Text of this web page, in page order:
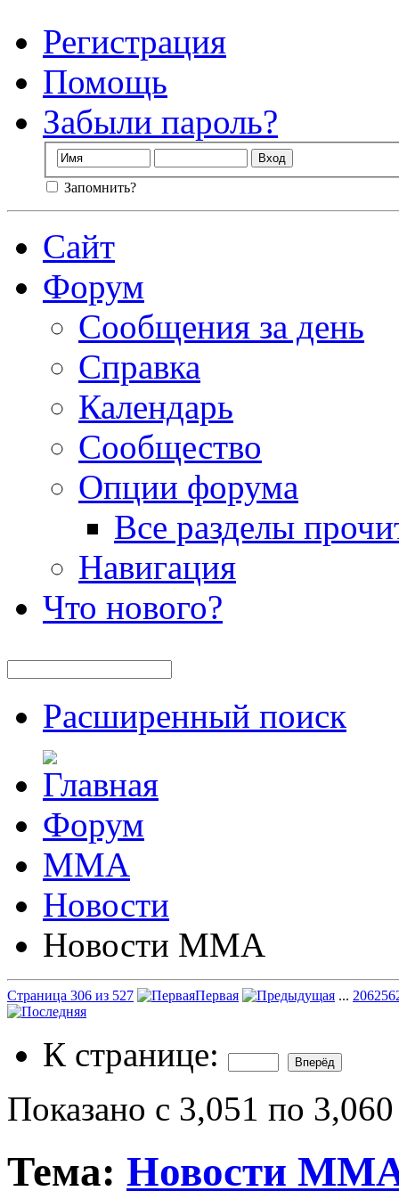
Регистрация
Помощь
Забыли пароль?
Запомнить?
Сайт
Форум
Сообщения за день
Справка
Календарь
Сообщество
Опции форума
Все разделы
Навигация
Что нового?
Расширенный поиск
Форум
ММА
Новости
Новости ММА
Страница 306 из 527 Первая ... 206256
К странице:
Показано с 3,051 по
Тема: Новости